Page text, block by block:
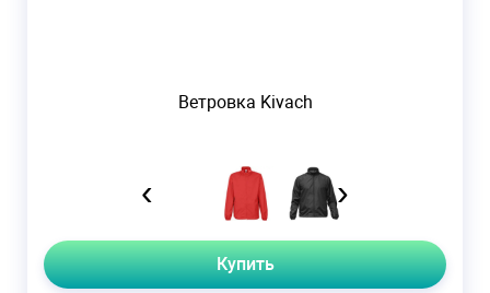
Ветровка Kivach
‹ ›
Купить